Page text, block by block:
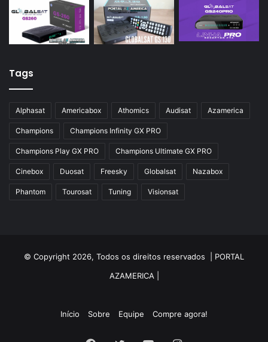
Tags
Alphasat Americabox Athomics Audisat Azamerica
Champions Champions Infinity GX PRO
Champions Play GX PRO Champions Ultimate GX PRO
Cinebox Duosat Freesky Globalsat Nazabox
Phantom Tourosat Tuning Visionsat
© Copyright 2026, Todos os direitos reservados | PORTAL
AZAMERICA
Início Sobre Equipe Compre agora!